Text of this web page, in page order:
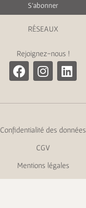
S'abonner
RÉSEAUX
Rejoignez-nous !
Confidentialité des données
CGV
Mentions légales